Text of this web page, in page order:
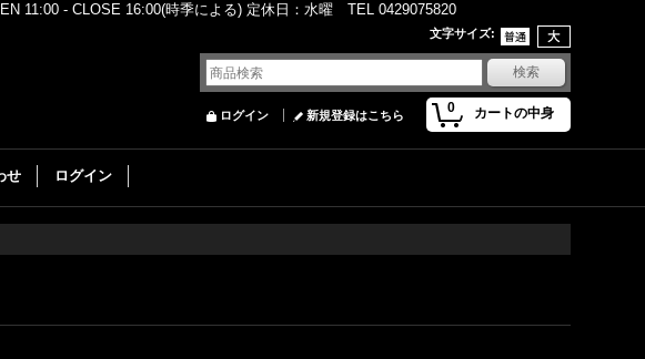
11:00 - CLOSE 16:00(時季による) 定休日：水曜 TEL 0429075820
文字サイズ:
0 カートの中身
ログイン 新規登録はこちら
せ ログイン